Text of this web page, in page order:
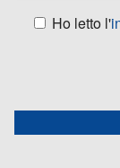
Ho letto l'